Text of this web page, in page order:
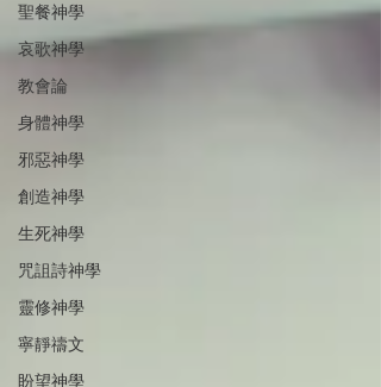
聖餐神學
哀歌神學
教會論
身體神學
邪惡神學
創造神學
生死神學
咒詛詩神學
靈修神學
寧靜禱文
盼望神學